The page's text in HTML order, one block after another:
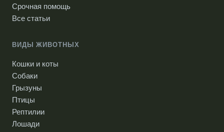
Срочная помощь
Все статьи
ВИДЫ ЖИВОТНЫХ
Кошки и коты
Собаки
Грызуны
Птицы
Рептилии
Лошади